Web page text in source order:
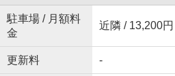
駐車場 / 月額料
金
近隣 / 13,200
更新料 -